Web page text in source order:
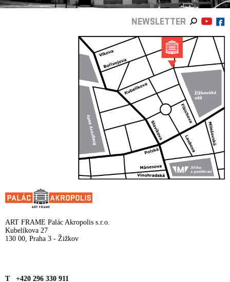
NEWSLETTER
ART FRAME Palác Akropolis s.r.o.
Kubelíkova 27
130 00, Praha 3 - Žižkov
T +420 296 330 911